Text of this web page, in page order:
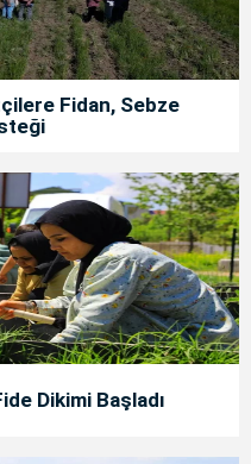
Fidan, Sebze
Dikimi Başladı